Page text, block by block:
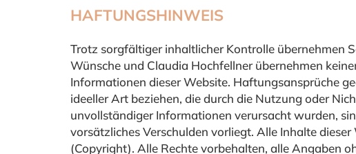
HAFTUNGSHINWEIS
Trotz sorgfältiger inhaltlicher Kontrolle übernehmen
Wünsche und Claudia Hochfellner übernehmen
Informationen dieser Website. Haftungsansprüche
ideeller Art beziehen, die durch die Nutzung oder
unvollständiger Informationen verursacht wurden,
vorsätzliches Verschulden vorliegt. Alle Inhalte
(Copyright). Alle Rechte vorbehalten, alle Angaben